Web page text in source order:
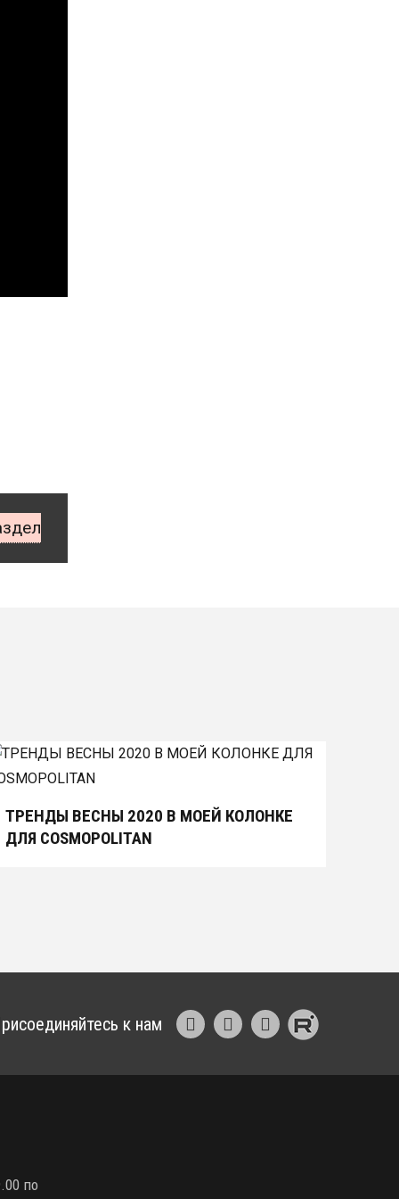
ТРЕНДЫ ВЕСНЫ 2020 В МОЕЙ КОЛОНКЕ
ДЛЯ COSMOPOLITAN
к нам
по